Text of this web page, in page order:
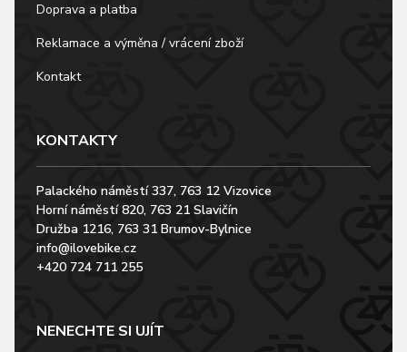
Doprava a platba
Reklamace a výměna / vrácení zboží
Kontakt
KONTAKTY
Palackého náměstí 337, 763 12 Vizovice
Horní náměstí 820, 763 21 Slavičín
Družba 1216, 763 31 Brumov-Bylnice
info@ilovebike.cz
+420 724 711 255
NENECHTE SI UJÍT